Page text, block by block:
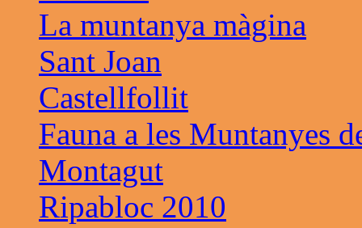
La muntanya màgina
Sant Joan
Castellfollit
Fauna a les Muntanyes
Montagut
Ripabloc 2010